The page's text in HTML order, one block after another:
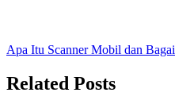
Apa Itu Scanner Mobil dan
Related Posts